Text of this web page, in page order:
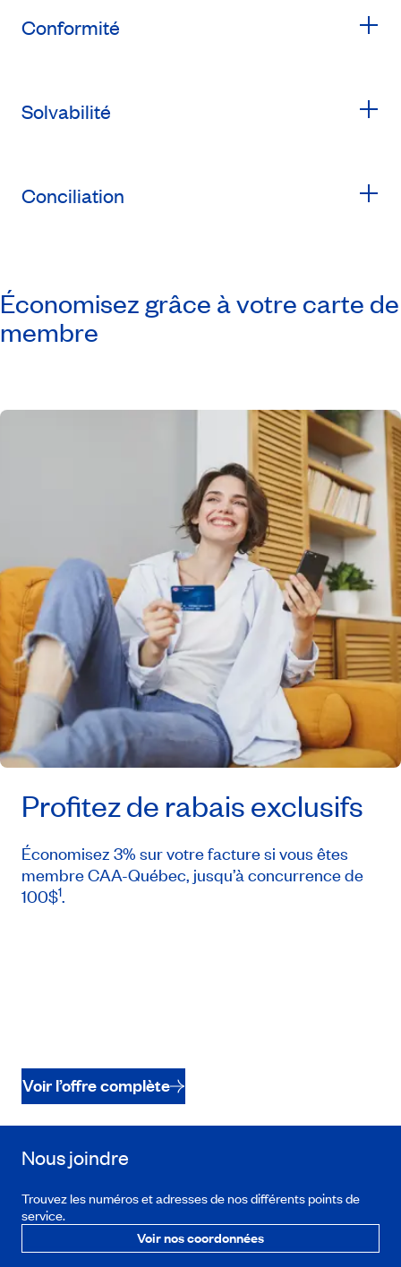
Conformité
Solvabilité
Conciliation
Économisez grâce à votre carte de
membre
Profitez de rabais exclusifs
Économisez 3% sur votre facture si vous êtes
membre CAA-Québec, jusqu’à concurrence de
100$1.
Voir l’offre complète
Nous joindre
Trouvez les numéros et adresses de nos différents points de
service.
Voir nos coordonnées